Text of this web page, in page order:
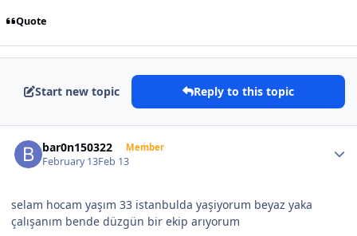
Quote
Start new topic Reply to this topic
bar0n150322 Member
February 13Feb 13
selam hocam yaşım 33 istanbulda yaşiyorum beyaz yaka
çalışanım bende düzgün bir ekip arıyorum